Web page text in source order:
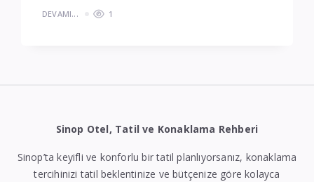
DEVAMI... 1
Sinop Otel, Tatil ve Konaklama Rehberi
Sinop’ta keyifli ve konforlu bir tatil planlıyorsanız, konaklama
tercihinizi tatil beklentinize ve bütçenize göre kolayca